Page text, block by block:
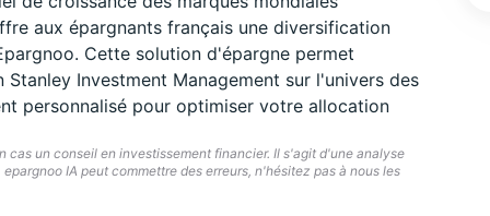
aux épargnants français une diversification
Cette solution d'épargne permet
Investment Management sur l'univers des
personnalisé pour optimiser votre allocation
un conseil en investissement financier. Il s'agit d'une analyse
IA peut commettre des erreurs, n'hésitez pas à nous les